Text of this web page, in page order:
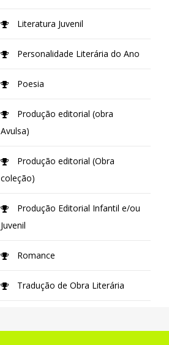
Literatura Juvenil
Personalidade Literária do Ano
Poesia
Produção editorial (obra
Avulsa)
Produção editorial (Obra
coleção)
Produção Editorial Infantil e/ou
Juvenil
Romance
Tradução de Obra Literária